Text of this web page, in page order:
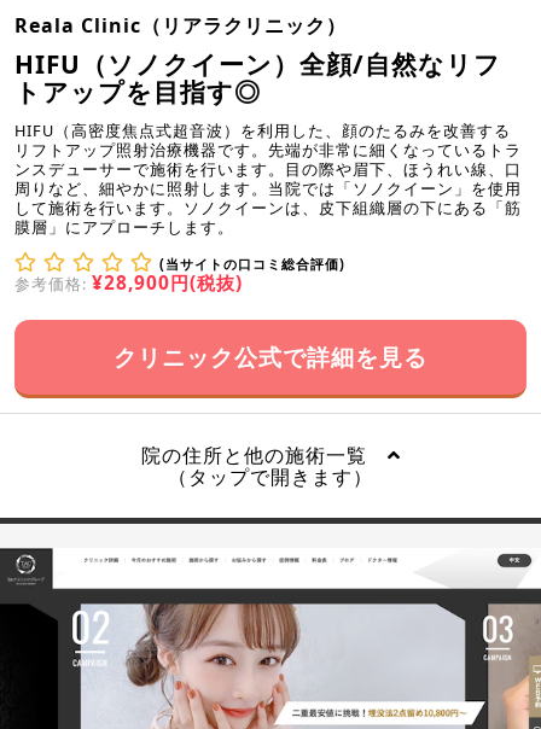
Reala Clinic（リアラクリニック）
HIFU（ソノクイーン）全顔/自然なリフ
トアップを目指す◎
HIFU（高密度焦点式超音波）を利用した、顔のたるみを改善する
リフトアップ照射治療機器です。先端が非常に細くなっているトラ
ンスデューサーで施術を行います。目の際や眉下、ほうれい線、口
周りなど、細やかに照射します。当院では「ソノクイーン」を使用
して施術を行います。ソノクイーンは、皮下組織層の下にある「筋
膜層」にアプローチします。
(当サイトの口コミ総合評価)
参考価格: ¥28,900円(税抜)
クリニック公式で詳細を見る
院の住所と他の施術一覧
（タップで開きます）